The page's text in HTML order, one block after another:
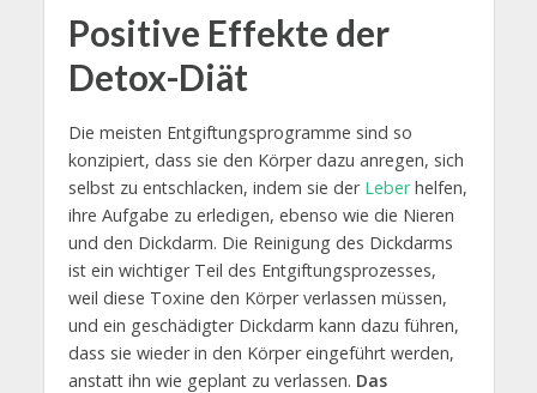
Positive Effekte der
Detox-Diät
Die meisten Entgiftungsprogramme sind so
konzipiert, dass sie den Körper dazu anregen, sich
selbst zu entschlacken, indem sie der Leberhelfen,
ihre Aufgabe zu erledigen, ebenso wie die Nieren
und den Dickdarm. Die Reinigung des Dickdarms
ist ein wichtiger Teil des Entgiftungsprozesses,
weil diese Toxine den Körper verlassen müssen,
und ein geschädigter Dickdarm kann dazu führen,
dass sie wieder in den Körper eingeführt werden,
anstatt ihn wie geplant zu verlassen. Das